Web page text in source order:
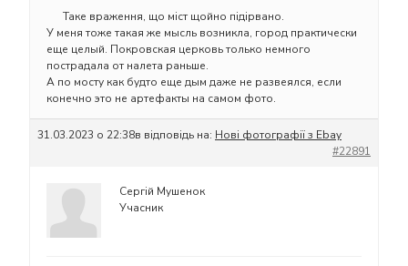
Таке враження, що міст щойно підірвано.
У меня тоже такая же мысль возникла, город практически
еще целый. Покровская церковь только немного
пострадала от налета раньше.
А по мосту как будто еще дым даже не развеялся, если
конечно это не артефакты на самом фото.
31.03.2023 о 22:38в відповідь на: Нові фотографії з Ebay
#22891
Сергій Мушенок
Учасник